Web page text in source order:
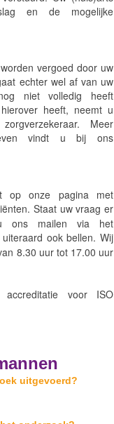
en de mogelijke
vergoed door uw
echter wel af van uw
niet volledig heeft
heeft, neemt u
Meer
vindt u bij ons
op onze pagina met
Staat uw vraag er
ons mailen via het
ook bellen. Wij
8.30 uur tot 17.00 uur
voor ISO
uitgevoerd?